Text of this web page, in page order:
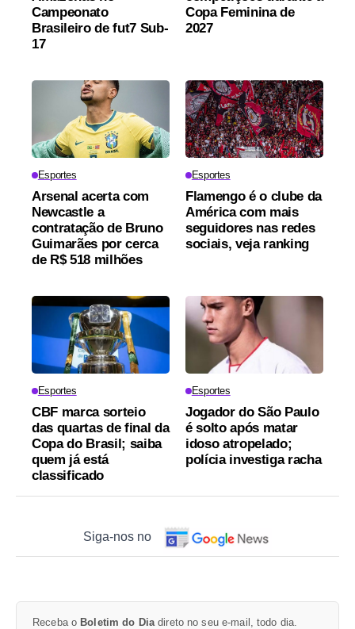
Campeonato
Brasileiro de fut7 Sub-
17
Copa Feminina de
2027
Esportes
Arsenal acerta com
Newcastle a
contratação de Bruno
Guimarães por cerca
de R$ 518 milhões
Esportes
Flamengo é o clube da
América com mais
seguidores nas redes
sociais, veja ranking
Esportes
CBF marca sorteio
das quartas de final da
Copa do Brasil; saiba
quem já está
classificado
Esportes
Jogador do São Paulo
é solto após matar
idoso atropelado;
polícia investiga racha
Siga-nos no
Receba o Boletim do Dia direto no seu e-mail, todo dia.